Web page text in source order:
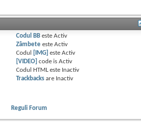
Codul BB esteActiv
Zâmbete esteActiv
Codul
[IMG] esteActiv
[VIDEO] code isActiv
Codul HTML este Inactiv
Trackbacks are Inactiv
Reguli Forum